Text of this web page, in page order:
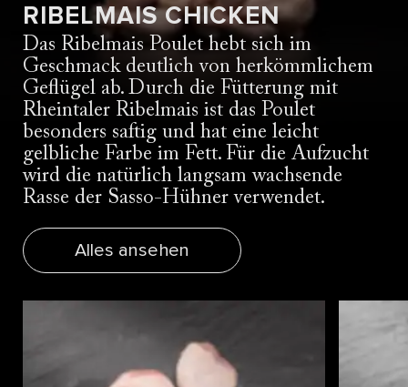
CLUBSANDWICH MIT RIBELMAIS
CHICKEN
Zum Rezept
RIBELMAIS CHICKEN
Das Ribelmais Poulet hebt sich im
Geschmack deutlich von herkömmlichem
Geflügel ab. Durch die Fütterung mit
Rheintaler Ribelmais ist das Poulet
besonders saftig und hat eine leicht
gelbliche Farbe im Fett. Für die Aufzucht
wird die natürlich langsam wachsende
Rasse der Sasso-Hühner verwendet.
Alles ansehen